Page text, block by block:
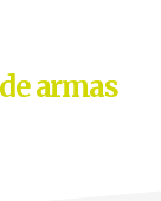
armas